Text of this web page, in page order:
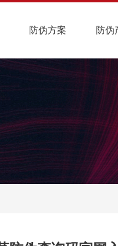
防伪方案 防伪